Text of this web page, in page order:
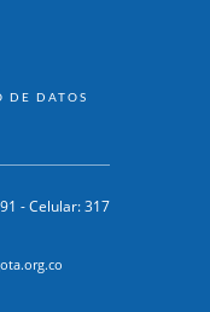
DE DATOS
- Celular: 317